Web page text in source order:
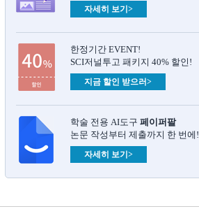
자세히 보기>
한정기간 EVENT!
SCI저널투고 패키지 40% 할인!
지금 할인 받으러>
학술 전용 AI도구 페이퍼팔
논문 작성부터 제출까지 한 번에!
자세히 보기>